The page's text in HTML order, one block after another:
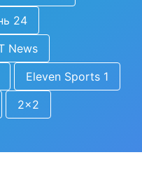
24
News
Eleven Sports 1
2x2